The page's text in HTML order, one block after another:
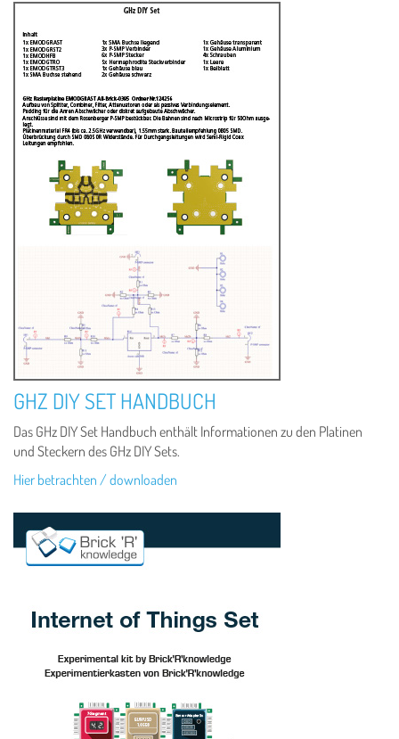
GHZ DIY SET HANDBUCH
Das GHz DIY Set Handbuch enthält Informationen zu den Platinen
und Steckern des GHz DIY Sets.
Hier betrachten / downloaden